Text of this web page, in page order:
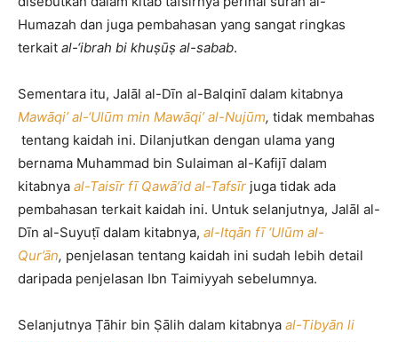
Humazah dan juga pembahasan yang sangat ringkas
terkait al-‘ibrah bi khuṣūṣ al-sabab.
Sementara itu, Jalāl al-Dīn al-Balqinī dalam kitabnya
Mawāqi’ al-‘Ulūm min Mawāqi’ al-Nujūm, tidak membahas
tentang kaidah ini. Dilanjutkan dengan ulama yang
bernama Muhammad bin Sulaiman al-Kafijī dalam
kitabnya al-Taisīr fī Qawā’id al-Tafsīr juga tidak ada
pembahasan terkait kaidah ini. Untuk selanjutnya, Jalāl al-
Dīn al-Suyuṭī dalam kitabnya, al-Itqān fī ‘Ulūm al-
Qur’ān, penjelasan tentang kaidah ini sudah lebih detail
daripada penjelasan Ibn Taimiyyah sebelumnya.
Selanjutnya Ṭāhir bin Ṣālih dalam kitabnya al-Tibyān li